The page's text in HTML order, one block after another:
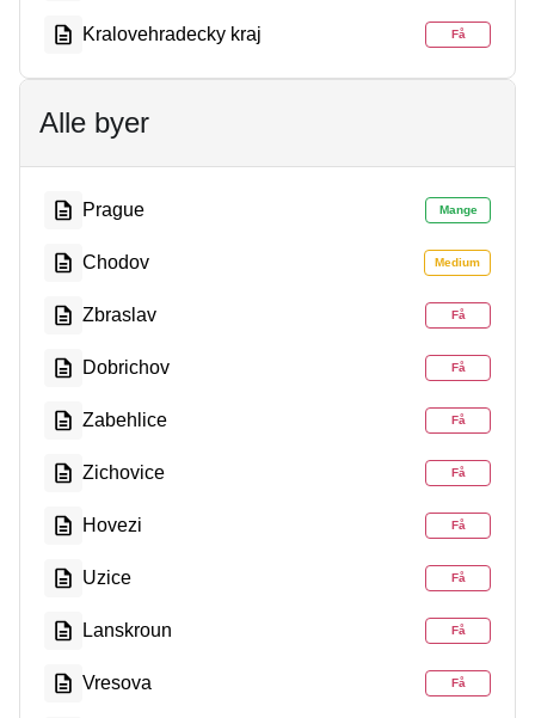
Kralovehradecky kraj Få
Alle byer
Prague Mange
Chodov Medium
Zbraslav Få
Dobrichov Få
Zabehlice Få
Zichovice Få
Hovezi Få
Uzice Få
Lanskroun Få
Vresova Få